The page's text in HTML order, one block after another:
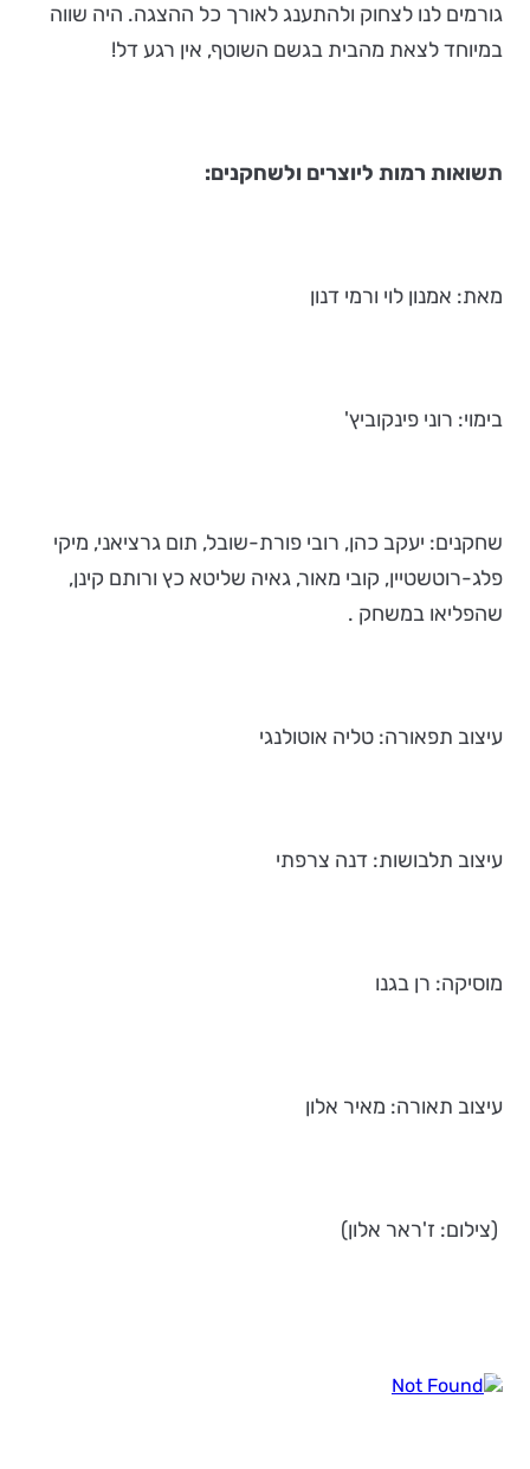
גורמים לנו לצחוק ולהתענג לאורך כל ההצגה. היה שווה
במיוחד לצאת מהבית בגשם השוטף, אין רגע דל!
תשואות רמות ליוצרים ולשחקנים:
מאת: אמנון לוי ורמי דנון
בימוי: רוני פינקוביץ'
שחקנים: יעקב כהן, רובי פורת-שובל, תום גרציאני, מיקי
פלג-רוטשטיין, קובי מאור, גאיה שליטא כץ ורותם קינן,
שהפליאו במשחק .
עיצוב תפאורה: טליה אוטולנגי
עיצוב תלבושות: דנה צרפתי
מוסיקה: רן בגנו
עיצוב תאורה: מאיר אלון
(צילום: ז'ראר אלון)